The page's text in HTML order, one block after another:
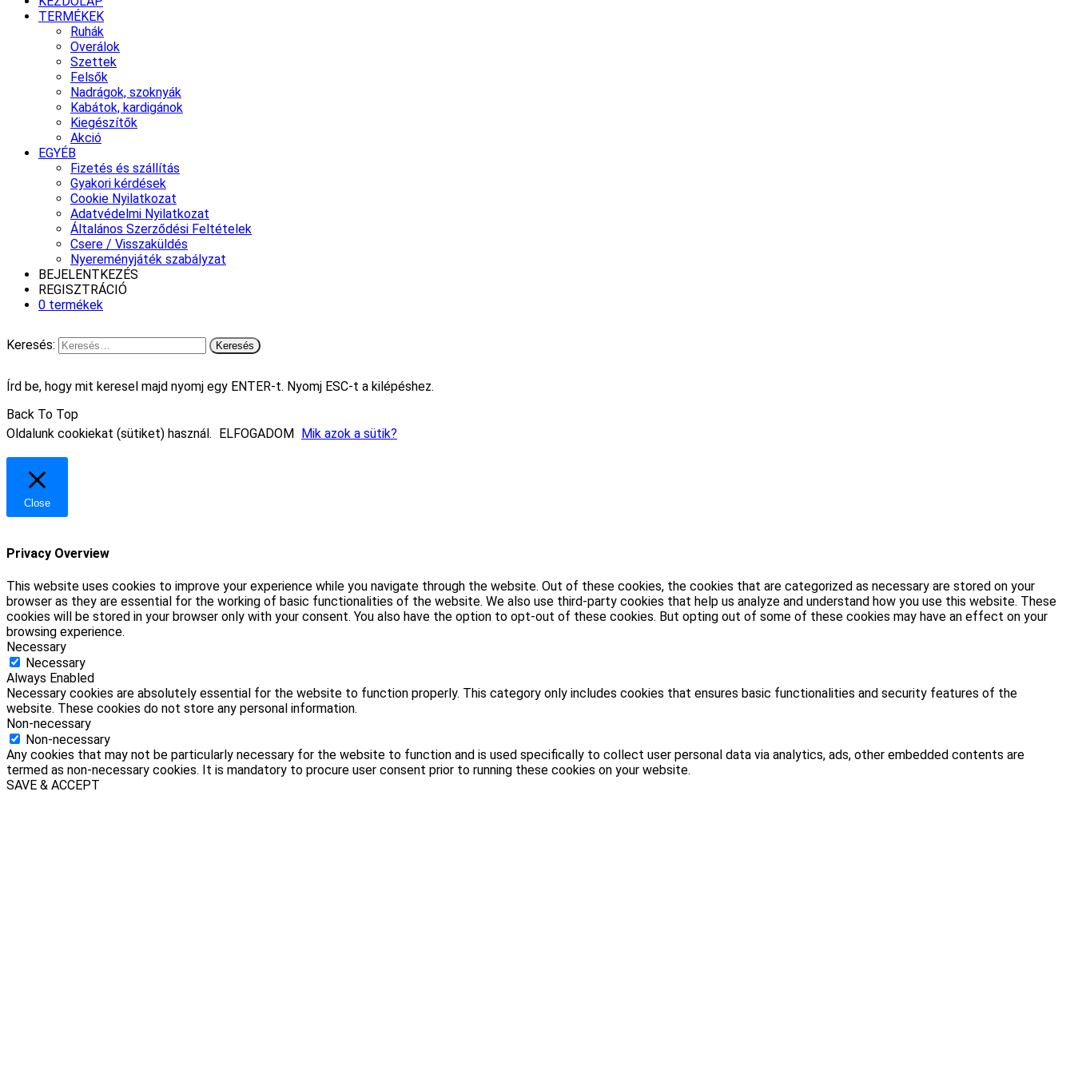
TERMÉKEK
Ruhák
Overálok
Szettek
Felsők
Nadrágok, szoknyák
Kabátok, kardigánok
Kiegészítők
Akció
EGYÉB
Fizetés és szállítás
Gyakori kérdések
Cookie Nyilatkozat
Adatvédelmi Nyilatkozat
Általános Szerződési Feltételek
Csere / Visszaküldés
Nyereményjáték szabályzat
BEJELENTKEZÉS
REGISZTRÁCIÓ
0 termékek
Keresés:
Írd be, hogy mit keresel majd nyomj egy ENTER-t. Nyomj ESC-t a kilépéshez.
Back To Top
Oldalunk cookiekat (sütiket) használ.
ELFOGADOM Mik azok a sütik?
Close
Privacy Overview
This website uses cookies to improve your experience while you navigate through the website. Out of these cookies, the cookies that are categorized as necessary are stored on your
browser as they are essential for the working of basic functionalities of the website. We also use third-party cookies that help us analyze and understand how you use this website. These
cookies will be stored in your browser only with your consent. You also have the option to opt-out of these cookies. But opting out of some of these cookies may have an effect on your
browsing experience.
Necessary
Necessary
Always Enabled
Necessary cookies are absolutely essential for the website to function properly. This category only includes cookies that ensures basic functionalities and security features of the
website. These cookies do not store any personal information.
Non-necessary
Non-necessary
Any cookies that may not be particularly necessary for the website to function and is used specifically to collect user personal data via analytics, ads, other embedded contents are
termed as non-necessary cookies. It is mandatory to procure user consent prior to running these cookies on your website.
SAVE & ACCEPT